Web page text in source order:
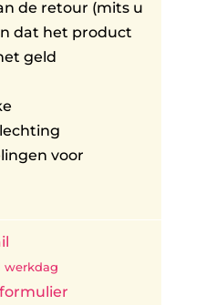
de retour (mits u
dat het product
geld
voor
werkdag